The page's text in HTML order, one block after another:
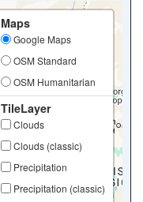
Maps
Google Maps
OSM Standard
OSM Humanitarian
TileLayer
Clouds
Clouds (classic)
Precipitation
Precipitation (classic)